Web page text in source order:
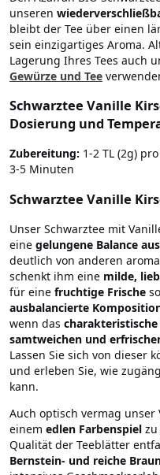
unseren
bleibt der Tee über einen
sein einzigartiges Aroma.
Lagerung Ihres Tees auch
Gewürze und Tee
Schwarztee Vanille
Dosierung und
Zubereitung: 1-2 TL (2g)
3-5 Minuten
Schwarztee Vanille
Unser Schwarztee mit
eine gelungene Balance
deutlich von anderen
schenkt ihm eine milde,
für eine fruchtige Frische
ausbalancierte
wenn das
samtweichen und
Lassen Sie sich von dieser
und erleben Sie, wie
kann.
Auch optisch vermag unser
einem edlen Farbenspiel
Qualität der Teeblätter
Bernstein- und reiche